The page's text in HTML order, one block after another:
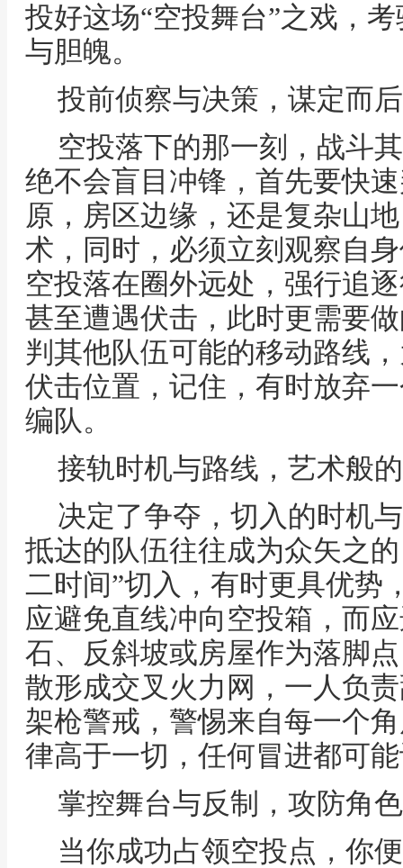
投好这场“空投舞台”之戏，
与胆魄。
投前侦察与决策，谋定而
空投落下的那一刻，战斗
绝不会盲目冲锋，首先要快
原，房区边缘，还是复杂山
术，同时，必须立刻观察自
空投落在圈外远处，强行追
甚至遭遇伏击，此时更需要
判其他队伍可能的移动路线
伏击位置，记住，有时放弃
编队。
接轨时机与路线，艺术般
决定了争夺，切入的时机
抵达的队伍往往成为众矢之
二时间”切入，有时更具优势
应避免直线冲向空投箱，而
石、反斜坡或房屋作为落脚
散形成交叉火力网，一人负
架枪警戒，警惕来自每一个
律高于一切，任何冒进都可
掌控舞台与反制，攻防角
当你成功占领空投点，你